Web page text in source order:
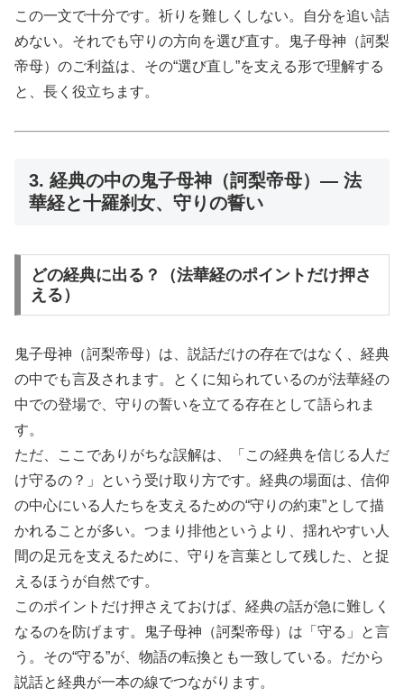
この一文で十分です。祈りを難しくしない。自分を追い詰
めない。それでも守りの方向を選び直す。鬼子母神（訶梨
帝母）のご利益は、その“選び直し”を支える形で理解する
と、長く役立ちます。
3. 経典の中の鬼子母神（訶梨帝母）— 法
華経と十羅刹女、守りの誓い
どの経典に出る？（法華経のポイントだけ押さ
える）
鬼子母神（訶梨帝母）は、説話だけの存在ではなく、経典
の中でも言及されます。とくに知られているのが法華経の
中での登場で、守りの誓いを立てる存在として語られま
す。
ただ、ここでありがちな誤解は、「この経典を信じる人だ
け守るの？」という受け取り方です。経典の場面は、信仰
の中心にいる人たちを支えるための“守りの約束”として描
かれることが多い。つまり排他というより、揺れやすい人
間の足元を支えるために、守りを言葉として残した、と捉
えるほうが自然です。
このポイントだけ押さえておけば、経典の話が急に難しく
なるのを防げます。鬼子母神（訶梨帝母）は「守る」と言
う。その“守る”が、物語の転換とも一致している。だから
説話と経典が一本の線でつながります。